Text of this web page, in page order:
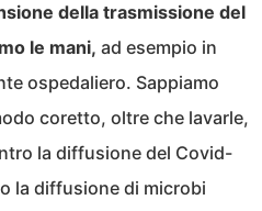
della trasmissione del
le mani, ad esempio in
ospedaliero. Sappiamo
coretto, oltre che lavarle,
la diffusione del Covid-
la diffusione di microbi